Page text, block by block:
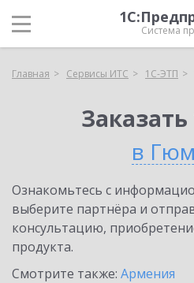
Система
Главная Сервисы ИТС 1С-ЭТП
в
Ознакомьтесь с
выберите партнёра и
консультацию,
продукта.
Смотрите также: Армения